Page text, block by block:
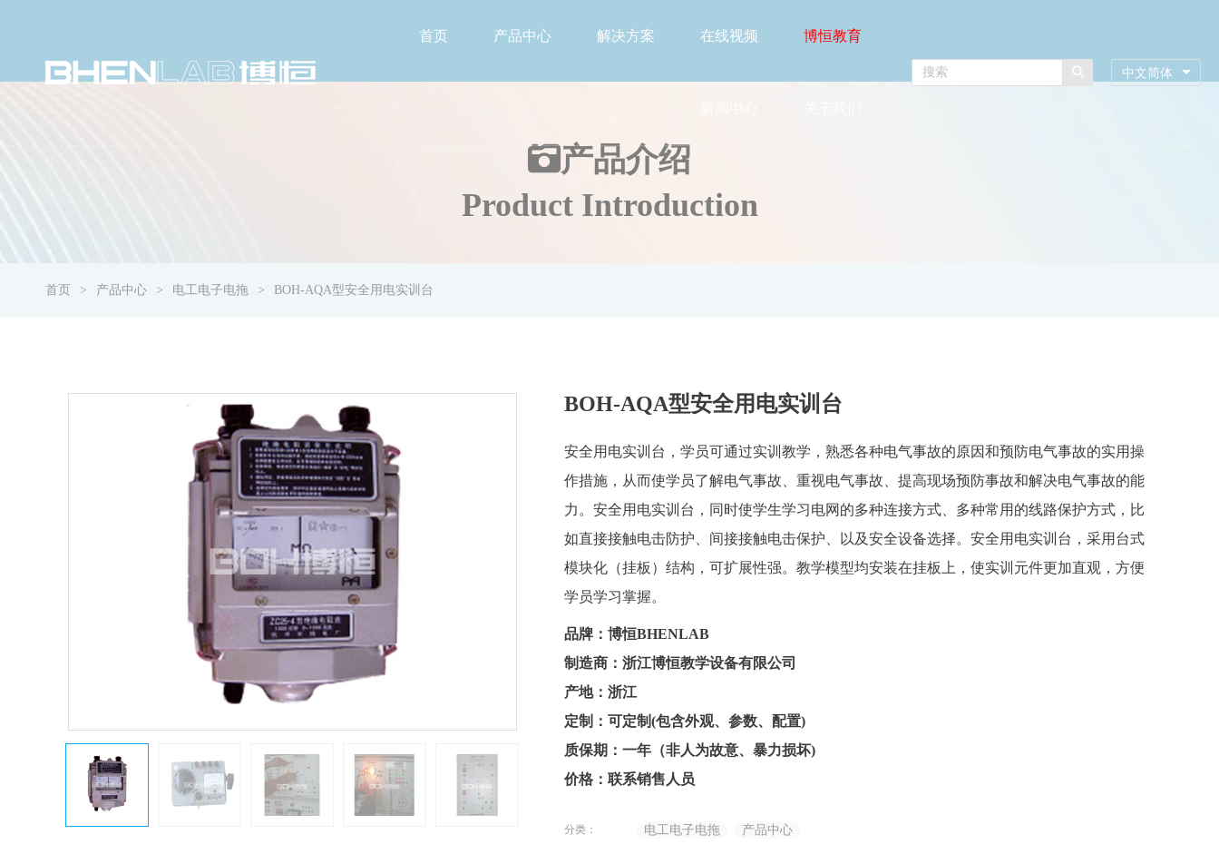
首页 产品中心 解决方案 在线视频 博恒教育
中文简体
产品介绍
Product Introduction
首页 产品中心 电工电子电拖 BOH-AQA型安全用电实训台
BOH-AQA型安全用电实训台
安全用电实训台，学员可通过实训教学，熟悉各种电气事故的原因和预防电气事故的实用操
作措施，从而使学员了解电气事故、重视电气事故、提高现场预防事故和解决电气事故的能
力。安全用电实训台，同时使学生学习电网的多种连接方式、多种常用的线路保护方式，比
如直接接触电击防护、间接接触电击保护、以及安全设备选择。安全用电实训台，采用台式
模块化（挂板）结构，可扩展性强。教学模型均安装在挂板上，使实训元件更加直观，方便
学员学习掌握。
品牌：博恒BHENLAB
制造商：浙江博恒教学设备有限公司
产地：浙江
定制：可定制(包含外观、参数、配置)
质保期：一年（非人为故意、暴力损坏)
价格：联系销售人员
分类： 电工电子电拖 产品中心